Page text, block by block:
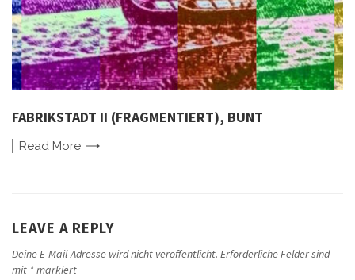
FABRIKSTADT II (FRAGMENTIERT), BUNT
Read More
LEAVE A REPLY
Deine E-Mail-Adresse wird nicht veröffentlicht. Erforderliche Felder sind
mit *markiert